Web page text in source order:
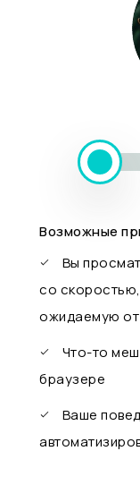
Возможные
Вы
со
ожидаемую от
Что-то
браузере
Ваше